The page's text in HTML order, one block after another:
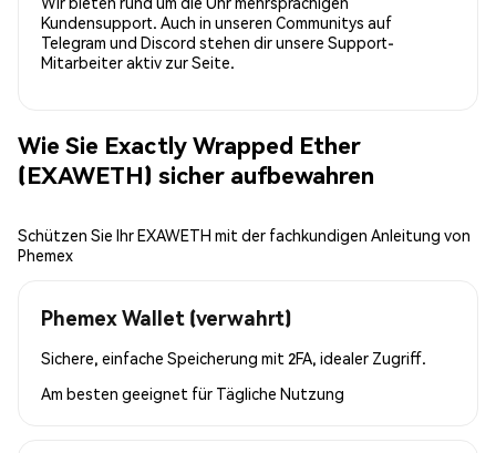
Kundensupport. Auch in unseren Communitys auf
Telegram und Discord stehen dir unsere Support-
Mitarbeiter aktiv zur Seite.
Wie Sie Exactly Wrapped Ether
(EXAWETH) sicher aufbewahren
Schützen Sie Ihr EXAWETH mit der fachkundigen Anleitung von
Phemex
Phemex Wallet (verwahrt)
Sichere, einfache Speicherung mit 2FA, idealer Zugriff.
Am besten geeignet für Tägliche Nutzung